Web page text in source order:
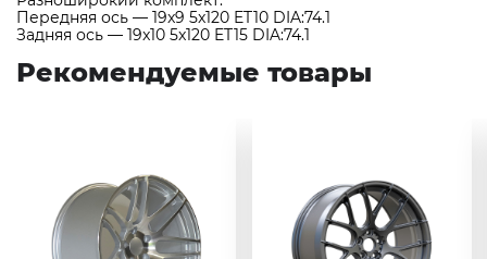
Передняя ось — 19x9 5x120 ET10 DIA:74.1
Задняя ось — 19x10 5x120 ET15 DIA:74.1
Рекомендуемые товары